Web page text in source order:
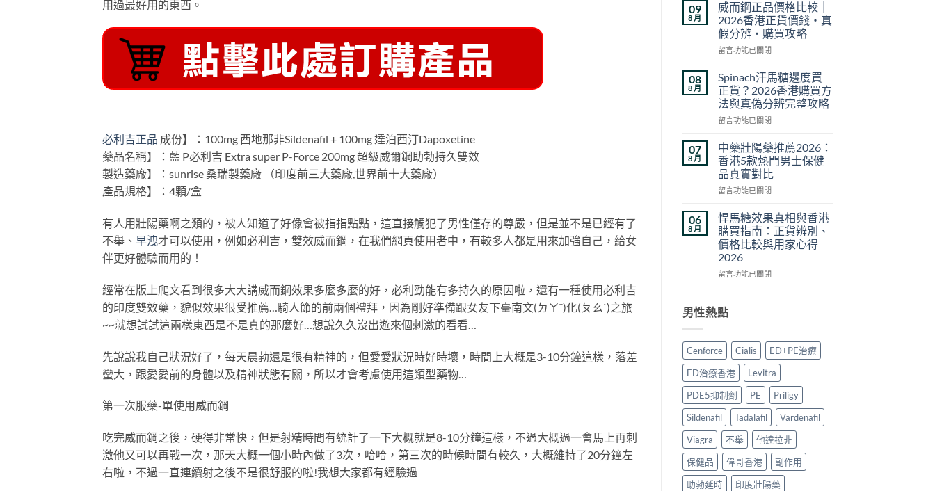
用過最好用的東西。
必利吉正品 成份】：100mg 西地那非Sildenafil + 100mg 達泊西汀Dapoxetine
藥品名稱】：藍 P必利吉 Extra super P-Force 200mg 超級威爾鋼助勃持久雙效
製造藥廠】：sunrise 桑瑞製藥廠 （印度前三大藥廠,世界前十大藥廠）
產品規格】：4顆/盒
有人用壯陽藥啊之類的，被人知道了好像會被指指點點，這直接觸犯了男性僅存的尊嚴，但是並不是已經有了
不舉、 早洩才可以使用，例如必利吉，雙效威而鋼，在我們網頁使用者中，有較多人都是用來加強自己，給女
伴更好體驗而用的！
經常在版上爬文看到很多大大講威而鋼效果多麼多麼的好，必利勁能有多持久的原因啦，還有一種使用必利吉
的印度雙效藥，貌似效果很受推薦…騎人節的前兩個禮拜，因為剛好準備跟女友下臺南文(ㄉㄚˇ)化(ㄆㄠˋ)之旅
~~就想試試這兩樣東西是不是真的那麼好…想說久久沒出遊來個刺激的看看…
先說說我自己狀況好了，每天晨勃還是很有精神的，但愛愛狀況時好時壞，時間上大概是3-10分鐘這樣，落差
蠻大，跟愛愛前的身體以及精神狀態有關，所以才會考慮使用這類型藥物…
第一次服藥-單使用威而鋼
吃完威而鋼之後，硬得非常快，但是射精時間有統計了一下大概就是8-10分鐘這樣，不過大概過一會馬上再刺
激他又可以再戰一次，那天大概一個小時內做了3次，哈哈，第三次的時候時間有較久，大概維持了20分鐘左
右啦，不過一直連續射之後不是很舒服的啦!我想大家都有經驗過
而
鋼
可
以
吃
半
嗎？
切
半
服
方
法
與
劑
量
擇
完
整
教
學〉
中
09
8 月
威而鋼正品價格比較｜
2026香港正貨價錢・真
假分辨・購買攻略
在
而
鋼
正
品
價
比
較
｜
2026
香
正
貨
價
錢・
真
假
購
買
略〉
中
留言功能已關閉
08
8 月
Spinach汗馬糖邊度買
正貨？2026香港購買方
法與真偽分辨完整攻略
在
汗
馬
糖
邊
度
正
貨？
2026
香
港
購
法
與
偽
分
辨
完
整
攻
略〉
中
留言功能已關閉
07
8 月
中藥壯陽藥推薦2026：
香港5款熱門男士保健
品真實對比
在
藥
壯
陽
藥
推
薦
港
5
熱
門
男
士
保
健
品
真
對
比〉
中
留言功能已關閉
06
8 月
悍馬糖效果真相與香港
購買指南：正貨辨別、
價格比較與用家心得
2026
在
糖
效
真
相
與
香
港
購
買
指
南：
正
辨
別、
留言功能已關閉
男性熱點
Cenforce Cialis
ED+PE治療
ED治療香港
Levitra
PDE5抑制劑
PE
Priligy
Sildenafil
Tadalafil
Vardenafil
Viagra
不舉
他達拉非
保健品
偉哥香港
副作用
助勃延時
印度壯陽藥